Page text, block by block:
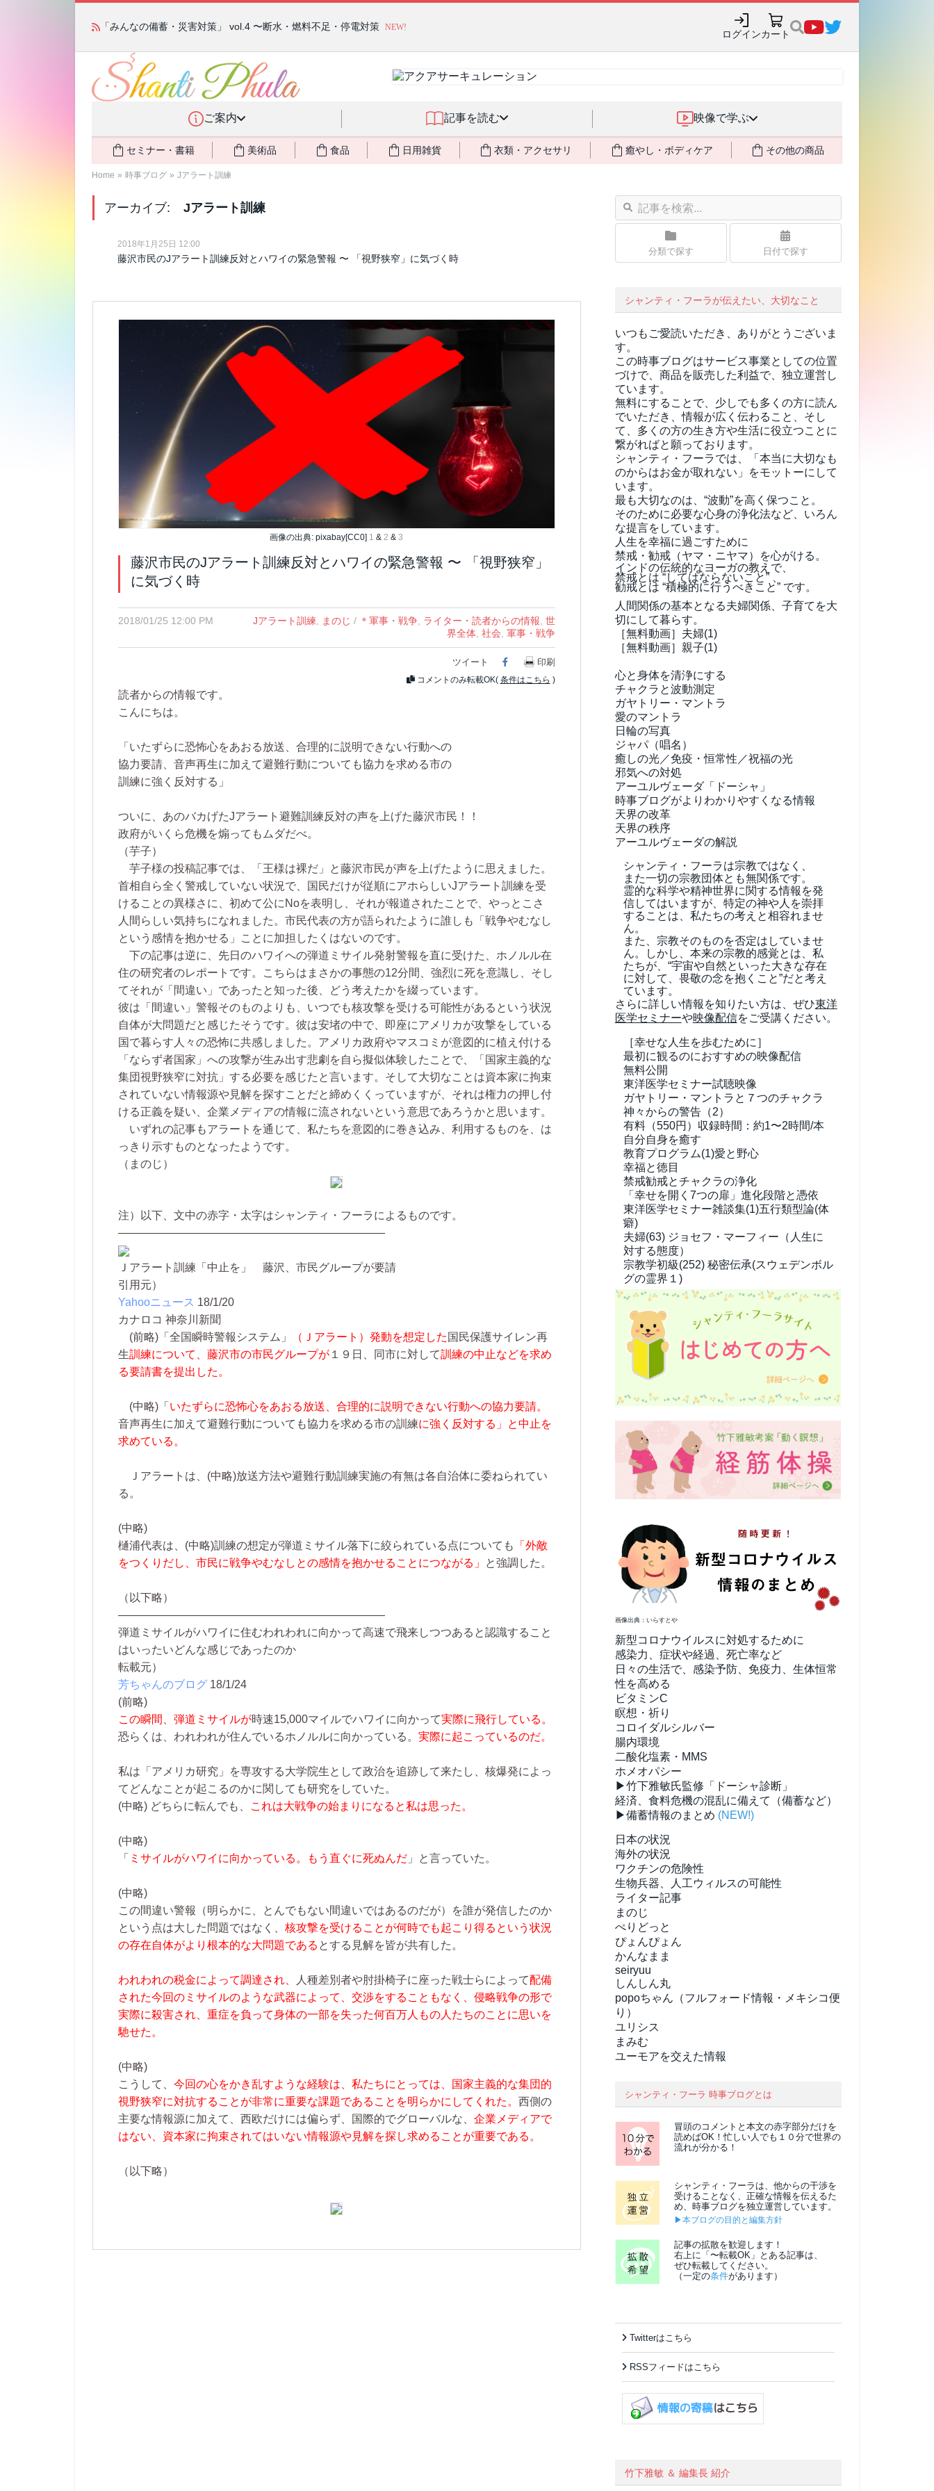
「みんなの備蓄・災害対策」 vol.4 〜断水・燃料不足・停電対策 NEW!
ログインカート
ご案内 記事を読む 映像で学ぶ
セミナー・書籍 美術品 食品 日用雑貨 衣類・アクセサリ 癒やし・ボディケア その他の商品
Home » 時事ブログ » Jアラート訓練
アーカイブ: Jアラート訓練
2018年1月25日 12:00
藤沢市民のJアラート訓練反対とハワイの緊急警報 〜 「視野狭窄」に気づく時
画像の出典: pixabay[CC0] 1 &2 &3
藤沢市民のJアラート訓練反対とハワイの緊急警報 〜 「視野狭窄」
に気づく時
2018/01/25 12:00 PM Jアラート訓練 まのじ / ＊軍事・戦争, ライター・読者からの情報 世
界全体, 社会 軍事・戦争
ツイート Facebook
印刷
コメントのみ転載OK( 条件はこちら )
読者からの情報です。
こんにちは。
「いたずらに恐怖心をあおる放送、合理的に説明できない行動への
協力要請、音声再生に加えて避難行動についても協力を求める市の
訓練に強く反対する」
ついに、あのバカげたJアラート避難訓練反対の声を上げた藤沢市民！！
政府がいくら危機を煽ってもムダだべ。
（芋子）
芋子様の投稿記事では、「王様は裸だ」と藤沢市民が声を上げたように思えました。
首相自ら全く警戒していない状況で、国民だけが従順にアホらしいJアラート訓練を受
けることの異様さに、初めて公にNoを表明し、それが報道されたことで、やっとこさ
人間らしい気持ちになれました。市民代表の方が語られたように誰しも「戦争やむなし
という感情を抱かせる」ことに加担したくはないのです。
下の記事は逆に、先日のハワイへの弾道ミサイル発射警報を直に受けた、ホノルル在
住の研究者のレポートです。こちらはまさかの事態の12分間、強烈に死を意識し、そし
てそれが「間違い」であったと知った後、どう考えたかを綴っています。
彼は「間違い」警報そのものよりも、いつでも核攻撃を受ける可能性があるという状況
自体が大問題だと感じたそうです。彼は安堵の中で、即座にアメリカが攻撃をしている
国で暮らす人々の恐怖に共感しました。アメリカ政府やマスコミが意図的に植え付ける
「ならず者国家」への攻撃が生み出す悲劇を自ら擬似体験したことで、「国家主義的な
集団視野狭窄に対抗」する必要を感じたと言います。そして大切なことは資本家に拘束
されていない情報源や見解を探すことだと締めくくっていますが、それは権力の押し付
ける正義を疑い、企業メディアの情報に流されないという意思であろうかと思います。
いずれの記事もアラートを通じて、私たちを意図的に巻き込み、利用するものを、は
っきり示すものとなったようです。
（まのじ）
注）以下、文中の赤字・太字はシャンティ・フーラによるものです。
————————————————————————
Ｊアラート訓練「中止を」 藤沢、市民グループが要請
引用元）
Yahooニュース 18/1/20
カナロコ 神奈川新聞
(前略) 「全国瞬時警報システム」 （Ｊアラート）発動を想定した 国民保護サイレン再
生訓練について、藤沢市の市民グループが １９日、同市に対して訓練の中止などを求め
る要請書を提出した。
(中略) 「 いたずらに恐怖心をあおる放送、合理的に説明できない行動への協力要請。
音声再生に加えて避難行動についても協力を求める市の訓練に強く反対する」と中止を
求めている。
Ｊアラートは、 (中略)放送方法や避難行動訓練実施の有無は各自治体に委ねられてい
る。
(中略)
樋浦代表は、 (中略)訓練の想定が弾道ミサイル落下に絞られている点についても
「外敵
をつくりだし、市民に戦争やむなしとの感情を抱かせることにつながる」
と強調した。
（以下略）
————————————————————————
弾道ミサイルがハワイに住むわれわれに向かって高速で飛来しつつあると認識すること
はいったいどんな感じであったのか
転載元）
芳ちゃんのブログ 18/1/24
(前略)
この瞬間、弾道ミサイルが時速15,000マイルでハワイに向かって実際に飛行している。
恐らくは、われわれが住んでいるホノルルに向かっている。 実際に起こっているのだ。
私は「アメリカ研究」を専攻する大学院生として政治を追跡して来たし、核爆発によっ
てどんなことが起こるのかに関しても研究をしていた。
(中略) どちらに転んでも、 これは大戦争の始まりになると私は思った。
(中略)
「 ミサイルがハワイに向かっている。もう直ぐに死ぬんだ 」と言っていた。
(中略)
この間違い警報（明らかに、とんでもない間違いではあるのだが）を誰が発信したのか
という点は大した問題ではなく、 核攻撃を受けることが何時でも起こり得るという状況
の存在自体がより根本的な大問題である とする見解を皆が共有した。
われわれの税金によって調達され、 人種差別者や肘掛椅子に座った戦士らによって配備
された今回のミサイルのような武器によって、交渉をすることもなく、侵略戦争の形で
実際に殺害され、重症を負って身体の一部を失った何百万人もの人たちのことに思いを
馳せた。
(中略)
こうして、 今回の心をかき乱すような経験は、私たちにとっては、国家主義的な集団的
視野狭窄に対抗することが非常に重要な課題であることを明らかにしてくれた。 西側の
主要な情報源に加えて、西欧だけには偏らず、国際的でグローバルな、 企業メディアで
はない、資本家に拘束されてはいない情報源や見解を探し求めることが重要である。
（以下略）
分類で探す 日付で探す
シャンティ・フーラが伝えたい、大切なこと
いつもご愛読いただき、ありがとうございま
す。
この時事ブログはサービス事業としての位置
づけで、商品を販売した利益で、独立運営し
ています。
無料にすることで、少しでも多くの方に読ん
でいただき、情報が広く伝わること、そし
て、 多くの方の生き方や生活に役立つことに
繋がればと願っております。
シャンティ・フーラでは、「本当に大切なも
のからはお金が取れない」をモットーにして
います。
最も大切なのは、“波動”を高く保つこと。
そのために必要な心身の浄化法など、いろん
な提言をしています。
人生を幸福に過ごすために
禁戒・勧戒（ヤマ・ニヤマ）を心がける。
インドの伝統的なヨーガの教えで、
禁戒とは “してはならないこと” 、
勧戒とは “積極的に行うべきこと” です。
人間関係の基本となる夫婦関係、子育てを大
切にして暮らす。
［無料動画］夫婦(1)
［無料動画］親子(1)
心と身体を清浄にする
チャクラと波動測定
ガヤトリー・マントラ
愛のマントラ
日輪の写真
ジャパ（唱名）
癒しの光／免疫・恒常性／祝福の光
邪気への対処
アーユルヴェーダ「ドーシャ」
時事ブログがよりわかりやすくなる情報
天界の改革
天界の秩序
アーユルヴェーダの解説
シャンティ・フーラは宗教ではなく、
また一切の宗教団体とも無関係です。
霊的な科学や精神世界に関する情報を発
信してはいますが、特定の神や人を崇拝
することは、私たちの考えと相容れませ
ん。
また、宗教そのものを否定はしていませ
ん。しかし、本来の宗教的感覚とは、私
たちが、“宇宙や自然といった大きな存在
に対して、畏敬の念を抱くこと”だと考え
ています。
さらに詳しい情報を知りたい方は、ぜひ東洋
医学セミナーや映像配信をご受講ください。
［幸せな人生を歩むために］
最初に観るのにおすすめの映像配信
無料公開
東洋医学セミナー試聴映像
ガヤトリー・マントラと７つのチャクラ
神々からの警告（2）
有料（550円） 収録時間：約1〜2時間/本
自分自身を癒す
教育プログラム(1)愛と野心
幸福と徳目
禁戒勧戒とチャクラの浄化
「幸せを開く7つの扉」進化段階と憑依
東洋医学セミナー雑談集(1)五行類型論(体
癖)
夫婦(63) ジョセフ・マーフィー（人生に
対する態度）
宗教学初級(252) 秘密伝承(スウェデンボル
グの霊界１)
画像出典：いらすとや
新型コロナウイルスに対処するために
感染力、症状や経過、死亡率など
日々の生活で、感染予防、免疫力、生体恒常
性を高める
ビタミンC
瞑想・祈り
コロイダルシルバー
腸内環境
二酸化塩素・MMS
ホメオパシー
▶竹下雅敏氏監修「ドーシャ診断」
経済、食料危機の混乱に備えて（備蓄など）
▶備蓄情報のまとめ (NEW!)
日本の状況
海外の状況
ワクチンの危険性
生物兵器、人工ウィルスの可能性
ライター記事
まのじ
ぺりどっと
ぴょんぴょん
かんなまま
seiryuu
しんしん丸
popoちゃん（フルフォード情報・メキシコ便
り）
ユリシス
まみむ
ユーモアを交えた情報
シャンティ・フーラ 時事ブログとは
冒頭のコメントと本文の赤字部分だけを
読めばOK！忙しい人でも１０分で世界の
流れが分かる！
シャンティ・フーラは、他からの干渉を
受けることなく、正確な情報を伝えるた
め、時事ブログを独立運営しています。
▶本ブログの目的と編集方針
記事の拡散を歓迎します！
右上に「〜転載OK」とある記事は、
ぜひ転載してください。
（一定の条件があります）
Twitterはこちら
RSSフィードはこちら
竹下雅敏 ＆ 編集長 紹介